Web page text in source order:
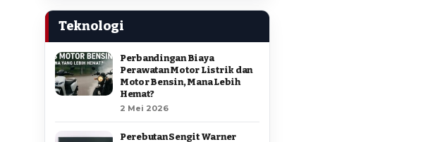
Teknologi
Perbandingan Biaya
Perawatan Motor Listrik dan
Motor Bensin, Mana Lebih
Hemat?
2 Mei 2026
Perebutan Sengit Warner